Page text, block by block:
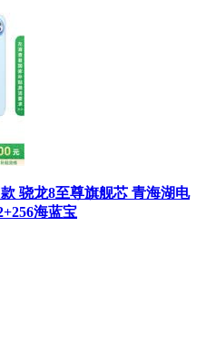
骁龙8至尊旗舰芯 青海湖电
海蓝宝